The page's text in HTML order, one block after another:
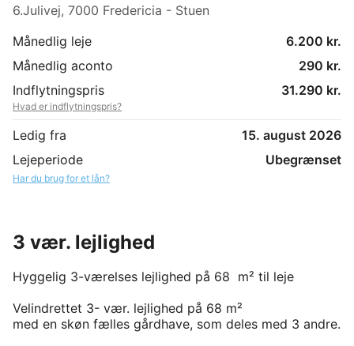
6.Julivej, 7000 Fredericia - Stuen
Månedlig leje
6.200 kr.
Månedlig aconto
290 kr.
Indflytningspris
31.290 kr.
Hvad er indflytningspris?
Ledig fra
15. august 2026
Lejeperiode
Ubegrænset
Har du brug for et lån?
3 vær. lejlighed
Hyggelig 3-værelses lejlighed på 68  m² til leje
Velindrettet 3- vær. lejlighed på 68 m²
med en skøn fælles gårdhave, som deles med 3 andre.